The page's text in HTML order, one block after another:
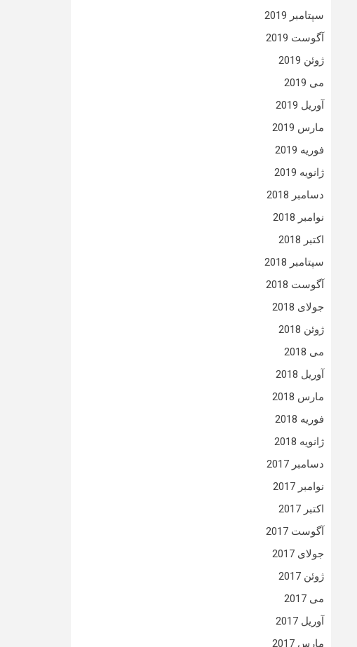
سپتامبر 2019
آگوست 2019
ژوئن 2019
می 2019
آوریل 2019
مارس 2019
فوریه 2019
ژانویه 2019
دسامبر 2018
نوامبر 2018
اکتبر 2018
سپتامبر 2018
آگوست 2018
جولای 2018
ژوئن 2018
می 2018
آوریل 2018
مارس 2018
فوریه 2018
ژانویه 2018
دسامبر 2017
نوامبر 2017
اکتبر 2017
آگوست 2017
جولای 2017
ژوئن 2017
می 2017
آوریل 2017
مارس 2017